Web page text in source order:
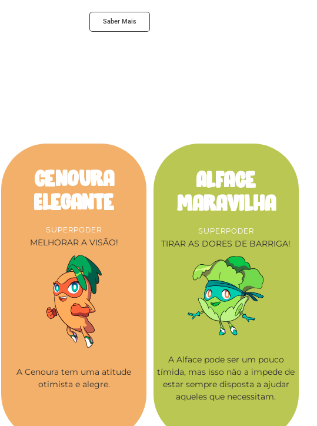
Saber Mais
Cenoura
Elegante
SUPERPODER
MELHORAR A VISÃO!
A Cenoura tem uma atitude
otimista e alegre.
Alface
Maravilha
SUPERPODER
TIRAR AS DORES DE BARRIGA!
A Alface pode ser um pouco
tímida, mas isso não a impede de
estar sempre disposta a ajudar
aqueles que necessitam.